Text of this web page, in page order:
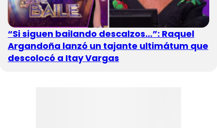
“Si siguen bailando descalzos…”: Raquel
Argandoña lanzó un tajante ultimátum que
descolocó a Itay Vargas